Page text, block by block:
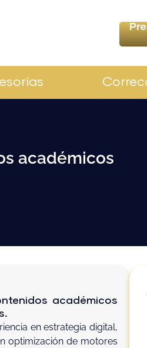
académicos
académicos
en estrategia digital,
optimización de motores